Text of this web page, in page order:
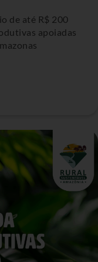
de até R$ 200
apoiadas